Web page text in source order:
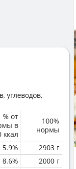
углеводов,
% от
в
ккал
100%
нормы
5.9%
2903 г
8.6%
2000 г